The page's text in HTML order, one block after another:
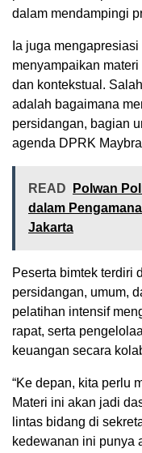
dalam mendampingi
Ia juga
menyampaikan
dan kontekstual.
adalah bagaimana
persidangan, bagian
agenda DPRK
READ
Polwan
dalam
Jakarta
Peserta bimtek terdiri
persidangan, umum,
pelatihan intensif
rapat, serta
keuangan secara
“Ke depan, kita perlu
Materi ini akan jadi
lintas bidang di
kedewanan ini punya